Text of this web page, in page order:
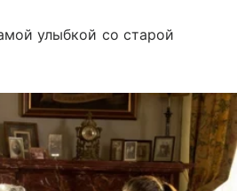
улыбкой со старой